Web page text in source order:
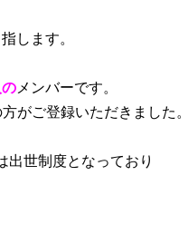
します。
メンバーです。
がご登録いただきました。
出世制度となっており